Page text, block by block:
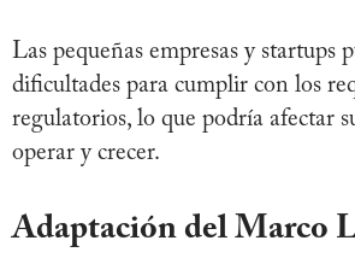
Las pequeñas empresas y startups
dificultades para cumplir con los
regulatorios, lo que podría afectar
operar y crecer.
Adaptación del Marco